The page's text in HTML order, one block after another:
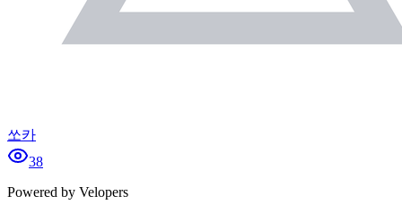
쏘카
38
Powered by Velopers